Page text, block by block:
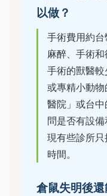
以做？
手術費用約
麻醉、手術
手術的獸醫
或專精小動
醫院」或台
問是否有設
現有些診所
時間。
倉鼠失明後